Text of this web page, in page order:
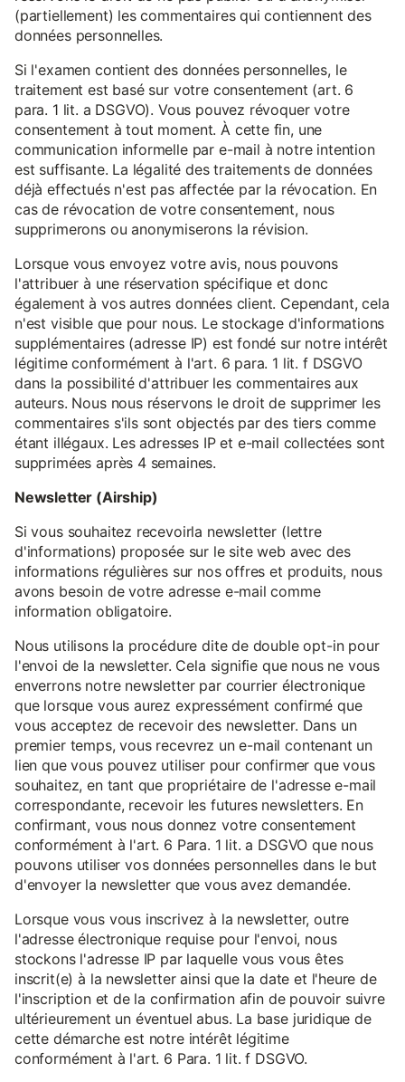
(partiellement) les commentaires qui contiennent des
données personnelles.
Si l'examen contient des données personnelles, le
traitement est basé sur votre consentement (art. 6
para. 1 lit. a DSGVO). Vous pouvez révoquer votre
consentement à tout moment. À cette fin, une
communication informelle par e-mail à notre intention
est suffisante. La légalité des traitements de données
déjà effectués n'est pas affectée par la révocation. En
cas de révocation de votre consentement, nous
supprimerons ou anonymiserons la révision.
Lorsque vous envoyez votre avis, nous pouvons
l'attribuer à une réservation spécifique et donc
également à vos autres données client. Cependant, cela
n'est visible que pour nous. Le stockage d'informations
supplémentaires (adresse IP) est fondé sur notre intérêt
légitime conformément à l'art. 6 para. 1 lit. f DSGVO
dans la possibilité d'attribuer les commentaires aux
auteurs. Nous nous réservons le droit de supprimer les
commentaires s'ils sont objectés par des tiers comme
étant illégaux. Les adresses IP et e-mail collectées sont
supprimées après 4 semaines.
Newsletter (Airship)
Si vous souhaitez recevoirla newsletter (lettre
d'informations) proposée sur le site web avec des
informations régulières sur nos offres et produits, nous
avons besoin de votre adresse e-mail comme
information obligatoire.
Nous utilisons la procédure dite de double opt-in pour
l'envoi de la newsletter. Cela signifie que nous ne vous
enverrons notre newsletter par courrier électronique
que lorsque vous aurez expressément confirmé que
vous acceptez de recevoir des newsletter. Dans un
premier temps, vous recevrez un e-mail contenant un
lien que vous pouvez utiliser pour confirmer que vous
souhaitez, en tant que propriétaire de l'adresse e-mail
correspondante, recevoir les futures newsletters. En
confirmant, vous nous donnez votre consentement
conformément à l'art. 6 Para. 1 lit. a DSGVO que nous
pouvons utiliser vos données personnelles dans le but
d'envoyer la newsletter que vous avez demandée.
Lorsque vous vous inscrivez à la newsletter, outre
l'adresse électronique requise pour l'envoi, nous
stockons l'adresse IP par laquelle vous vous êtes
inscrit(e) à la newsletter ainsi que la date et l'heure de
l'inscription et de la confirmation afin de pouvoir suivre
ultérieurement un éventuel abus. La base juridique de
cette démarche est notre intérêt légitime
conformément à l'art. 6 Para. 1 lit. f DSGVO.